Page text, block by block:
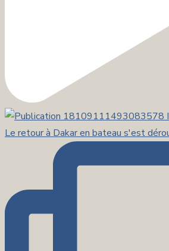
Le retour à Dakar en bateau s'est